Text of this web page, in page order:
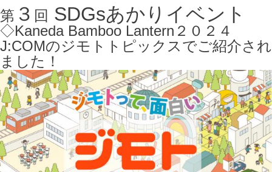
第 ３ 回 SDGsあかりイベント
◇Kaneda Bamboo Lantern２０２４
J:COMのジモトトピックスでご紹介され
ました！